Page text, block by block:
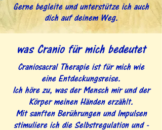
Gerne begleite und unterstütze ich auch
dich auf deinem Weg.
was Cranio für mich bedeutet
Craniosacral Therapie ist für mich wie
eine Entdeckungsreise.
Ich höre zu, was der Mensch mir und der
Körper meinen Händen erzählt.
Mit sanften Berührungen und Impulsen
stimuliere ich die Selbstregulation und -